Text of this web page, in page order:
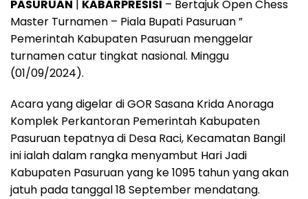
PASURUAN | KABARPRESISI – Bertajuk Open Chess
Master Turnamen – Piala Bupati Pasuruan ”
Pemerintah Kabupaten Pasuruan menggelar
turnamen catur tingkat nasional. Minggu
(01/09/2024).
Acara yang digelar di GOR Sasana Krida Anoraga
Komplek Perkantoran Pemerintah Kabupaten
Pasuruan tepatnya di Desa Raci, Kecamatan Bangil
ini ialah dalam rangka menyambut Hari Jadi
Kabupaten Pasuruan yang ke 1095 tahun yang akan
jatuh pada tanggal 18 September mendatang.